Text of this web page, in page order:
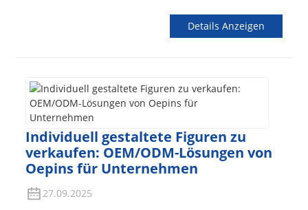
Details Anzeigen
Individuell gestaltete Figuren zu
verkaufen: OEM/ODM-Lösungen von
Oepins für Unternehmen
27.09.2025